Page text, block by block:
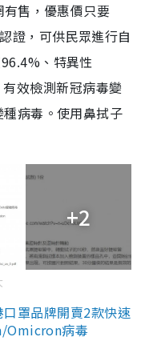
售，優惠價只要
證，可供民眾進行自
、特異性
效檢測新冠病毒變
病毒。使用鼻拭子
+2
罩品牌開賣2款快速
Omicron病毒